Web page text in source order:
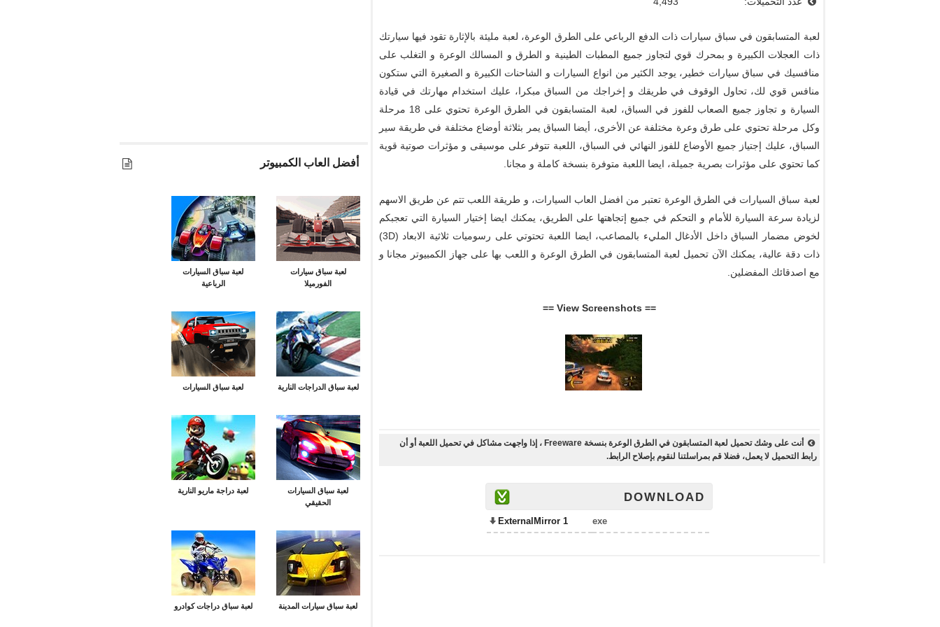
لعبة المتسابقون في سباق سيارات ذات الدفع الرباعي على الطرق الوعرة، لعبة مليئة بالإثارة تقود فيها سيارتك
ذات العجلات الكبيرة و بمحرك قوي لتجاوز جميع المطبات الطينية و الطرق و المسالك الوعرة و التغلب على
منافسيك في سباق سيارات خطير، يوجد الكثير من انواع السيارات و الشاحنات الكبيرة و الصغيرة التي ستكون
منافس قوي لك، تحاول الوقوف في طريقك و إخراجك من السباق مبكرا، عليك استخدام مهارتك في قيادة
السيارة و تجاوز جميع الصعاب للفوز في السباق، لعبة المتسابقون في الطرق الوعرة تحتوي على 18 مرحلة
وكل مرحلة تحتوي على طرق وعرة مختلفة عن الأخرى، أيضا السباق يمر بثلاثة أوضاع مختلفة في طريقة سير
السباق، عليك إجتياز جميع الأوضاع للفوز النهائي في السباق، اللعبة تتوفر على موسيقى و مؤثرات صوتية قوية
كما تحتوي على مؤثرات بصرية جميلة، ايضا اللعبة متوفرة بنسخة كاملة و مجانا.
لعبة سباق السيارات في الطرق الوعرة تعتبر من افضل العاب السيارات، و طريقة اللعب تتم عن طريق الاسهم
لزيادة سرعة السيارة للأمام و التحكم في جميع إتجاهتها على الطريق، يمكنك ايضا إختيار السيارة التي تعجبكم
لخوض مضمار السباق داخل الأدغال المليء بالمصاعب، ايضا اللعبة تحتوتي على رسوميات ثلاثية الابعاد (3D)
ذات دقة عالية، يمكنك الآن تحميل لعبة المتسابقون في الطرق الوعرة و اللعب بها على جهاز الكمبيوتر مجانا و
مع اصدقائك المفضلين.
== View Screenshots ==
أنت على وشك تحميل لعبة المتسابقون في الطرق الوعرة بنسخة Freeware ، إذا واجهت مشاكل في تحميل اللعبة أو أن
رابط التحميل لا يعمل، فضلا قم بمراسلتنا لنقوم بإصلاح الرابط.
DOWNLOAD
exe
ExternalMirror 1
أفضل العاب الكمبيوتر
لعبة سباق سيارات
الفورميلا
لعبة سباق السيارات
الرباعية
لعبة سباق الدراجات النارية لعبة سباق السيارات
لعبة سباق السيارات
الحقيقي
لعبة دراجة ماريو النارية
لعبة سباق سيارات المدينة لعبة سباق دراجات كوادرو